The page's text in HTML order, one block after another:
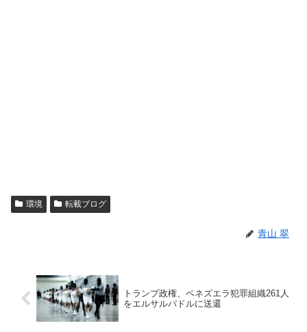
環境 転載ブログ
青山 翠
トランプ政権、ベネズエラ犯罪組織261人
をエルサルバドルに送還